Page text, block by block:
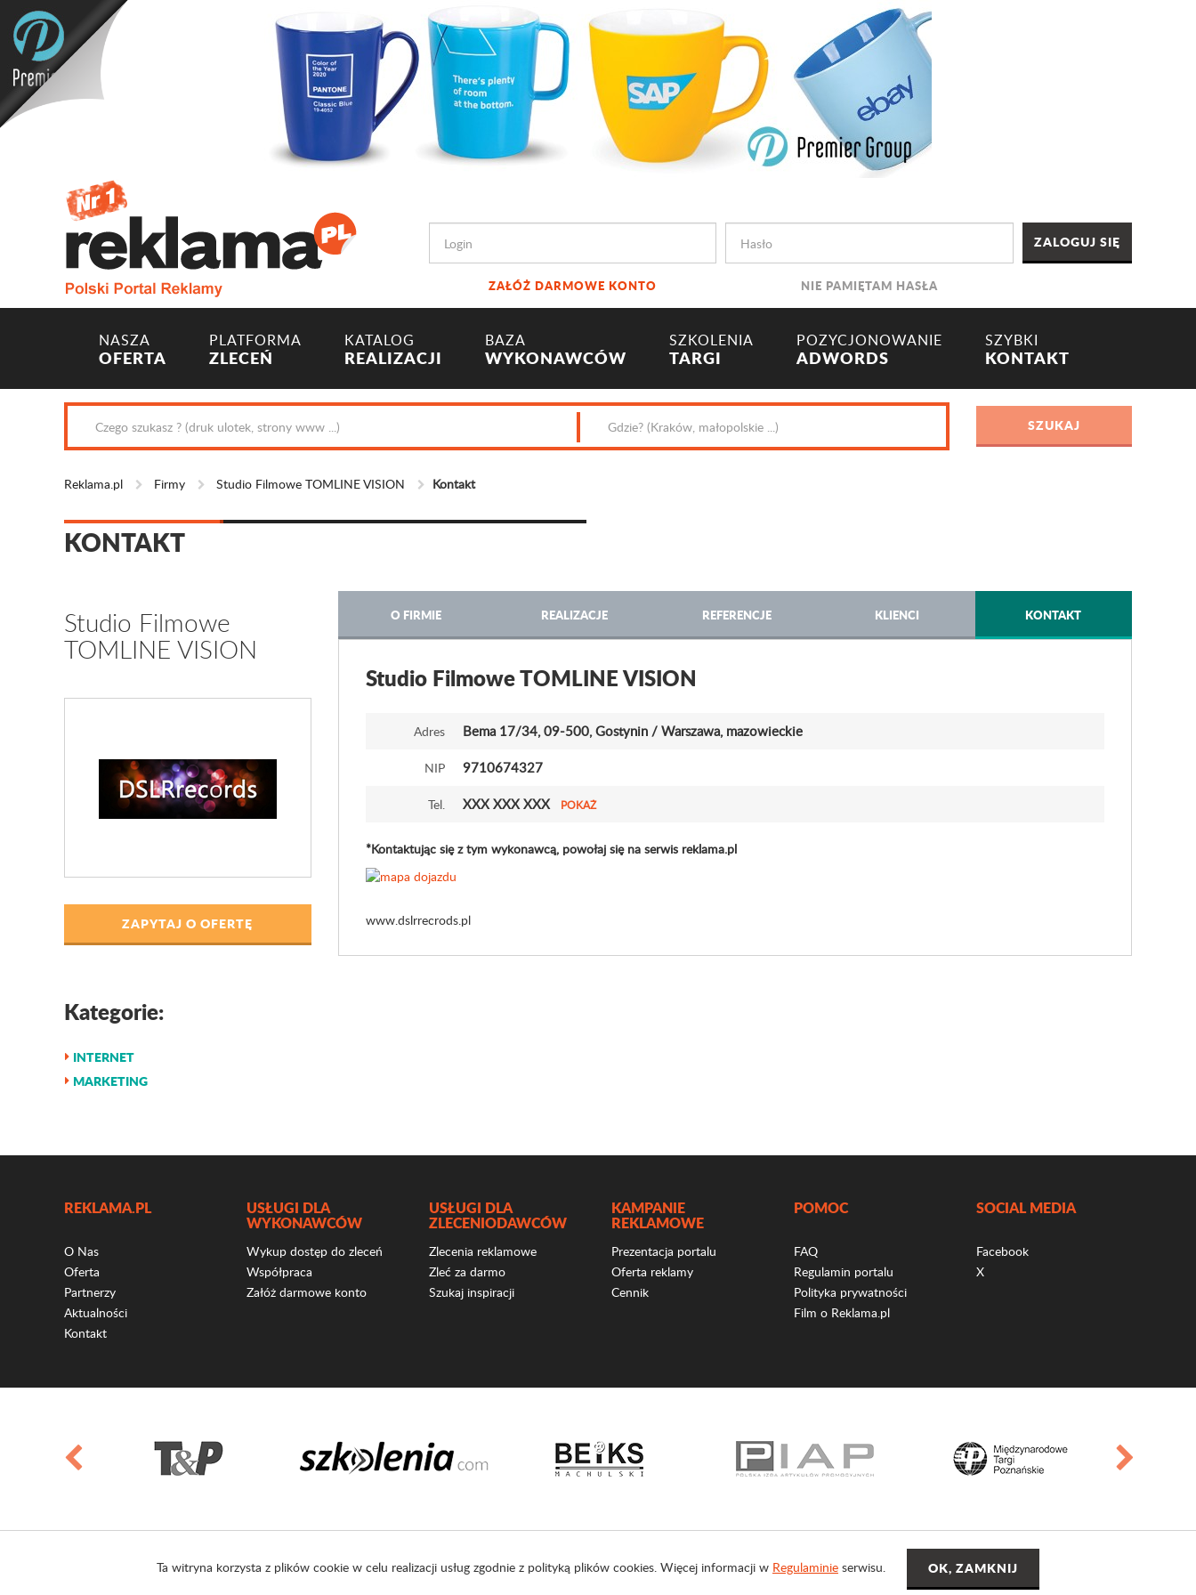
ZAŁÓŻ DARMOWE KONTO NIE PAMIĘTAM HASŁA
NASZA
OFERTA
PLATFORMA
ZLECEŃ
KATALOG
REALIZACJI
BAZA
WYKONAWCÓW
SZKOLENIA
TARGI
POZYCJONOWANIE
ADWORDS
SZYBKI
KONTAKT
Reklama.pl Firmy Studio Filmowe TOMLINE VISION Kontakt
KONTAKT
Studio Filmowe
TOMLINE VISION
ZAPYTAJ O OFERTĘ
Kategorie:
INTERNET
MARKETING
O FIRMIE REALIZACJE REFERENCJE KLIENCI KONTAKT
Studio Filmowe TOMLINE VISION
Adres Bema 17/34, 09-500, Gostynin / Warszawa, mazowieckie
NIP 9710674327
Tel. XXX XXX XXX POKAŻ
*Kontaktując się z tym wykonawcą, powołaj się na serwis reklama.pl
www.dslrrecrods.pl
REKLAMA.PL
O Nas
Oferta
Partnerzy
Aktualności
Kontakt
USŁUGI DLA
WYKONAWCÓW
Wykup dostęp do zleceń
Współpraca
Załóż darmowe konto
USŁUGI DLA
ZLECENIODAWCÓW
Zlecenia reklamowe
Zleć za darmo
Szukaj inspiracji
KAMPANIE
REKLAMOWE
Prezentacja portalu
Oferta reklamy
Cennik
POMOC
FAQ
Regulamin portalu
Polityka prywatności
Film o Reklama.pl
SOCIAL MEDIA
Facebook
X
Ta witryna korzysta z plików cookie w celu realizacji usług zgodnie z polityką plików cookies. Więcej informacji w Regulaminie serwisu.